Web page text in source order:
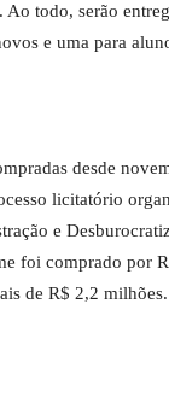
Ao todo, serão
e uma para
desde
licitatório
e
foi comprado por
de R$ 2,2 milhões.